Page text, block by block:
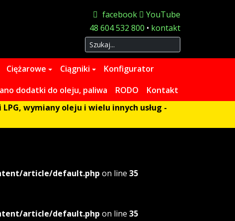
facebook
YouTube
48 604 532 800 • kontakt
Szukaj
Ciężarowe Ciągniki
Konfigurator
dodatki do oleju, paliwa RODO
Kontakt
wymiany oleju i wielu innych usług -
article/default.php on line 35
article/default.php on line 35